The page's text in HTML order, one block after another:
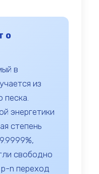
о
в
из
песка.
энергетики
степень
свободно
n переход